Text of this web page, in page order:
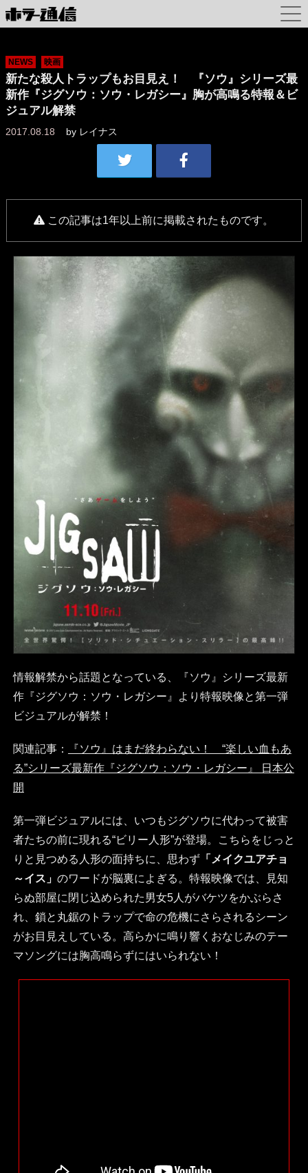
NEWS 映画
新たな殺人トラップもお目見え！ 『ソウ』シリーズ最
新作『ジグソウ：ソウ・レガシー』胸が高鳴る特報＆ビ
ジュアル解禁
2017.08.18 by レイナス
この記事は1年以上前に掲載されたものです。
情報解禁から話題となっている、『ソウ』シリーズ最新
作『ジグソウ：ソウ・レガシー』より特報映像と第一弾
ビジュアルが解禁！
関連記事：
『ソウ』はまだ終わらない！ “楽しい血もあ
る”シリーズ最新作『ジグソウ：ソウ・レガシー』 日本公
開
第一弾ビジュアルには、いつもジグソウに代わって被害
者たちの前に現れる“ビリー人形”が登場。こちらをじっと
りと見つめる人形の面持ちに、思わず「メイクユアチョ
～イス」 のワードが脳裏によぎる。特報映像では、見知
らぬ部屋に閉じ込められた男女5人がバケツをかぶらさ
れ、鎖と丸鋸のトラップで命の危機にさらされるシーン
がお目見えしている。高らかに鳴り響くおなじみのテー
マソングには胸高鳴らずにはいられない！